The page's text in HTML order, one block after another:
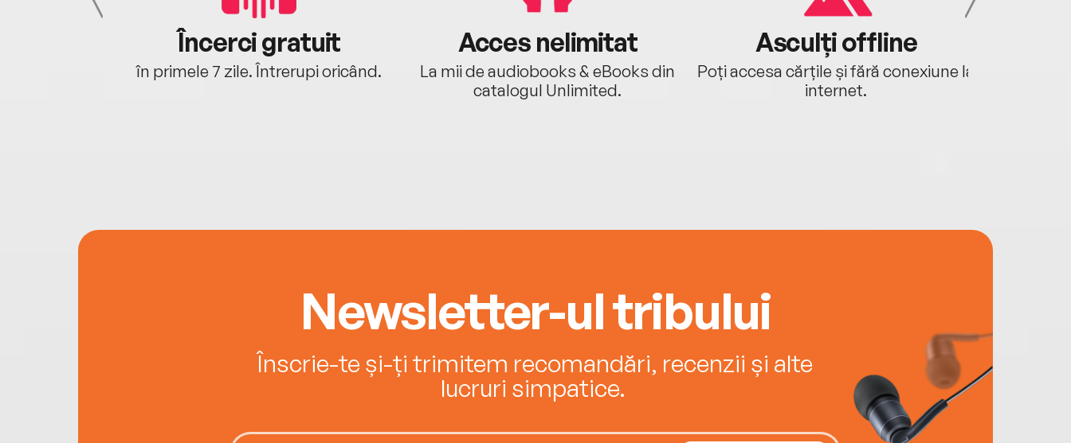
Încerci gratuit
în primele 7 zile. Întrerupi oricând.
Acces nelimitat
La mii de audiobooks & eBooks din
catalogul Unlimited.
Asculți offline
Poți accesa cărțile și fără conexiune la
internet.
Newsletter-ul tribului
Înscrie-te și-ți trimitem recomandări, recenzii și alte
lucruri simpatice.